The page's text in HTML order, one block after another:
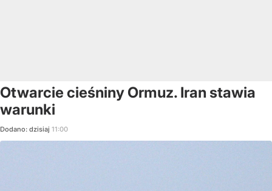
Otwarcie cieśniny Ormuz. Iran stawia
warunki
Dodano: dzisiaj 11:00